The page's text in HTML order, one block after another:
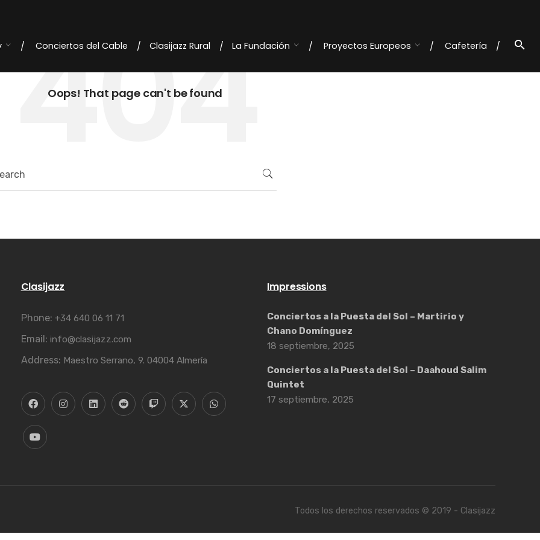
Conciertos del Cable Clasijazz Rural La Fundación Proyectos Europeos
Cafetería
404
Oops! That page can't be found
Clasijazz
Phone: +34 640 06 11 71
Email: info@clasijazz.com
Address: Maestro Serrano, 9. 04004 Almería
Impressions
Conciertos a la Puesta del Sol – Martirio y
Chano Domínguez
18 septiembre, 2025
Conciertos a la Puesta del Sol – Daahoud Salim
Quintet
17 septiembre, 2025
Todos los derechos reservados © 2019 - Clasijazz